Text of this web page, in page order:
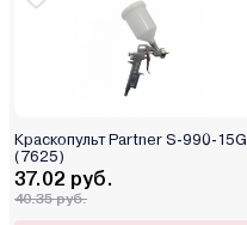
Краскопульт Partner S-990-15G
(7625)
37.02 руб.
40.35 руб.